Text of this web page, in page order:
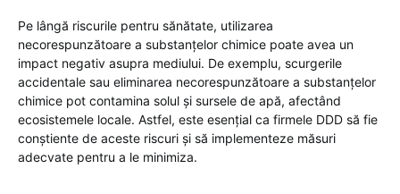
Pe lângă riscurile pentru sănătate, utilizarea
necorespunzătoare a substanțelor chimice poate avea un
impact negativ asupra mediului. De exemplu, scurgerile
accidentale sau eliminarea necorespunzătoare a substanțelor
chimice pot contamina solul și sursele de apă, afectând
ecosistemele locale. Astfel, este esențial ca firmele DDD să fie
conștiente de aceste riscuri și să implementeze măsuri
adecvate pentru a le minimiza.